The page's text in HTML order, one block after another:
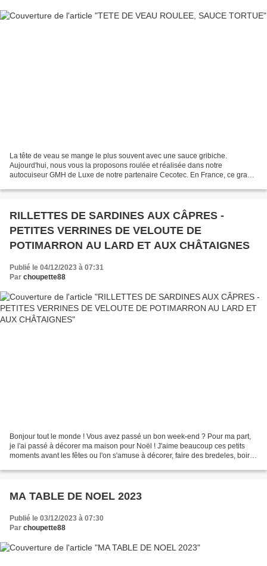
La tête de veau se mange le plus souvent avec une sauce gribiche.
Aujourd'hui, nous vous la proposons roulée et réalisée dans notre
autocuiseur GMH de Luxe de notre partenaire Cecotec. En France, ce grand
RILLETTES DE SARDINES AUX CÂPRES -
PETITES VERRINES DE VELOUTE DE
POTIMARRON AU LARD ET AUX CHÂTAIGNES
Publié le 04/12/2023 à 07:31
Par choupette88
Bonjour tout le monde ! Vous avez passé un bon week-end ? Pour ma part,
je l'ai passé à décorer ma maison pour Noël ! J'aime beaucoup ces petits
moments avant les fêtes ou l'on s'amuse à décorer, faire des bredeles, boire
MA TABLE DE NOEL 2023
Publié le 03/12/2023 à 07:30
Par choupette88